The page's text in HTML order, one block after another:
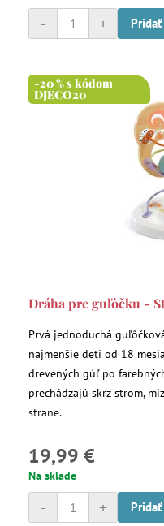
+
-
-20 % s kódom
DJECO20
Dráha pre guľôčku -
Prvá jednoduchá
najmenšie deti od 18
drevených gúľ po
prechádzajú skrz strom,
strane.
19,99 €
Na sklade
+
-